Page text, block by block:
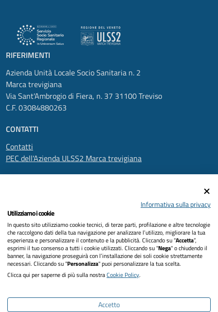
RIFERIMENTI
Azienda Unità Locale Socio Sanitaria n. 2
Marca trevigiana
Via Sant'Ambrogio di Fiera, n. 37 31100 Treviso
C.F. 03084880263
CONTATTI
Contatti
PEC dell'Azienda ULSS2 Marca trevigiana
Informativa privacy
Dichiarazione di accessibilità
Note legali
Informativa sulla privacy
Utilizziamo i cookie
In questo sito utilizziamo cookie tecnici, di terze parti, profilazione e altre tecnologie
che raccolgono dati della tua navigazione per analizzare l’utilizzo, migliorare la tua
esperienza e personalizzare il contenuto e la pubblicità. Cliccando su “Accetta”,
esprimi il tuo consenso a tutti i cookie utilizzati. Cliccando su "Nega" o chiudendo il
banner, la navigazione proseguirà con l’installazione dei soli cookie strettamente
necessari. Cliccando su "Personalizza" puoi personalizzare la tua scelta.
Clicca qui per saperne di più sulla nostraCookie Policy.
Accetto